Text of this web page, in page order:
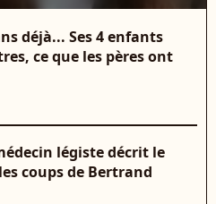
déjà... Ses 4 enfants
ce que les pères ont
légiste décrit le
coups de Bertrand